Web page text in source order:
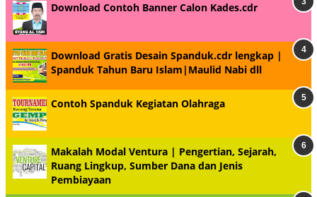
Download Contoh Banner Calon Kades.cdr
Download Gratis Desain Spanduk.cdr lengkap |
Spanduk Tahun Baru Islam|Maulid Nabi dll
Contoh Spanduk Kegiatan Olahraga
Makalah Modal Ventura | Pengertian, Sejarah,
Ruang Lingkup, Sumber Dana dan Jenis
Pembiayaan